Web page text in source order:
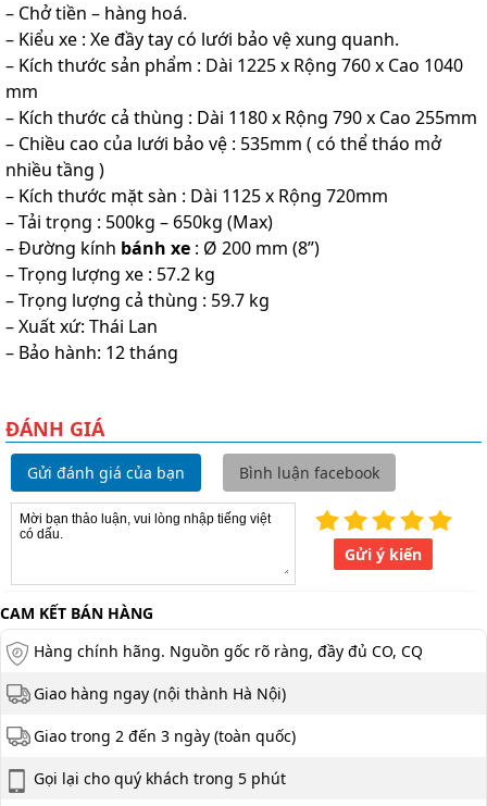
– Chở tiền – hàng hoá.
– Kiểu xe : Xe đầy tay có lưới bảo vệ xung quanh.
– Kích thước sản phẩm : Dài 1225 x Rộng 760 x Cao 1040
mm
– Kích thước cả thùng : Dài 1180 x Rộng 790 x Cao 255mm
– Chiều cao của lưới bảo vệ : 535mm ( có thể tháo mở
nhiều tầng )
– Kích thước mặt sàn : Dài 1125 x Rộng 720mm
– Tải trọng : 500kg – 650kg (Max)
– Đường kính bánh xe : Ø 200 mm (8”)
– Trọng lượng xe : 57.2 kg
– Trọng lượng cả thùng : 59.7 kg
– Xuất xứ: Thái Lan
– Bảo hành: 12 tháng
ĐÁNH GIÁ
Gửi đánh giá của bạn Bình luận facebook
Gửi ý kiến
CAM KẾT BÁN HÀNG
Hàng chính hãng. Nguồn gốc rõ ràng, đầy đủ CO, CQ
Giao hàng ngay (nội thành Hà Nội)
Giao trong 2 đến 3 ngày (toàn quốc)
Gọi lại cho quý khách trong 5 phút